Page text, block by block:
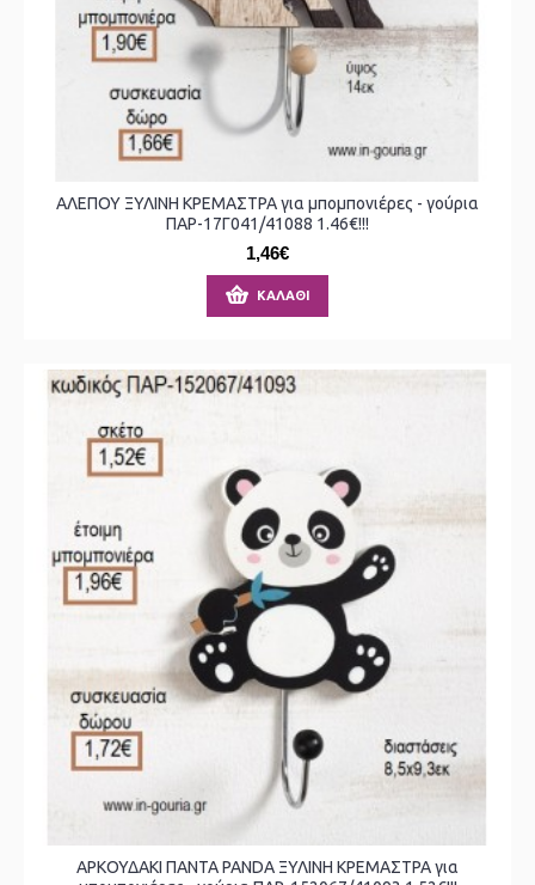
ΑΛΕΠΟΥ ΞΥΛΙΝΗ ΚΡΕΜΑΣΤΡΑ για μπομπονιέρες - γούρια
ΠΑΡ-17Γ041/41088 1.46€!!!
1,46€
ΚΑΛΆΘΙ
ΑΡΚΟΥΔΑΚΙ ΠΑΝΤΑ PANDA ΞΥΛΙΝΗ ΚΡΕΜΑΣΤΡΑ για